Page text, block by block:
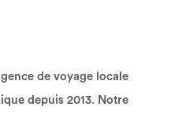
de voyage locale
depuis 2013. Notre